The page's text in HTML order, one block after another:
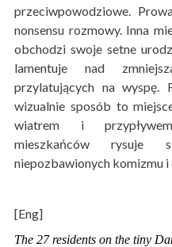
przeciwpowodziowe.
nonsensu rozmowy. Inna
obchodzi swoje setne
lamentuje nad
przylatujących na
wizualnie sposób to
wiatrem i
mieszkańców
niepozbawionych komizmu i
[Eng]
The 27 residents on the tiny